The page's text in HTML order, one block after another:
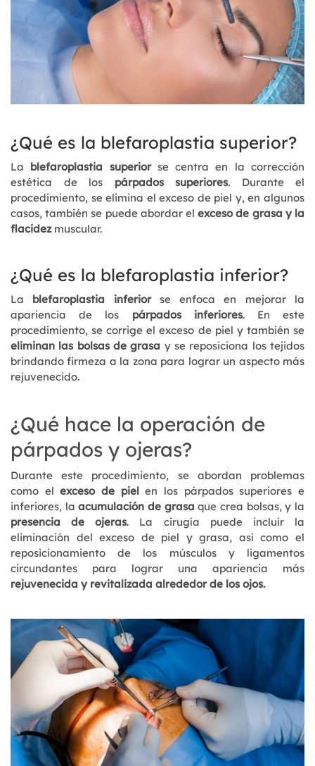
¿Qué es la blefaroplastia superior?
La blefaroplastia superiorse centra en la corrección
estética de los párpados superiores. Durante el
procedimiento, se elimina el exceso de piel y, en algunos
casos, también se puede abordar elexceso de grasa y la
flacidezmuscular.
¿Qué es la blefaroplastia inferior?
La blefaroplastia inferiorse enfoca en mejorar la
apariencia de los párpados inferiores. En este
procedimiento, se corrige el exceso de piel y también se
eliminan las bolsas de grasa y se reposiciona los tejidos
brindando firmeza a la zona para lograr un aspecto más
rejuvenecido.
¿Qué hace la operación de
párpados y ojeras?
Durante este procedimiento, se abordan problemas
como elexceso de pielen los párpados superiores e
inferiores, laacumulación de grasa que crea bolsas, y la
presencia de ojeras. La cirugía puede incluir la
eliminación del exceso de piel y grasa, así como el
reposicionamiento de los músculos y ligamentos
circundantes para lograr una apariencia más
rejuvenecida y revitalizada alrededor de los ojos.